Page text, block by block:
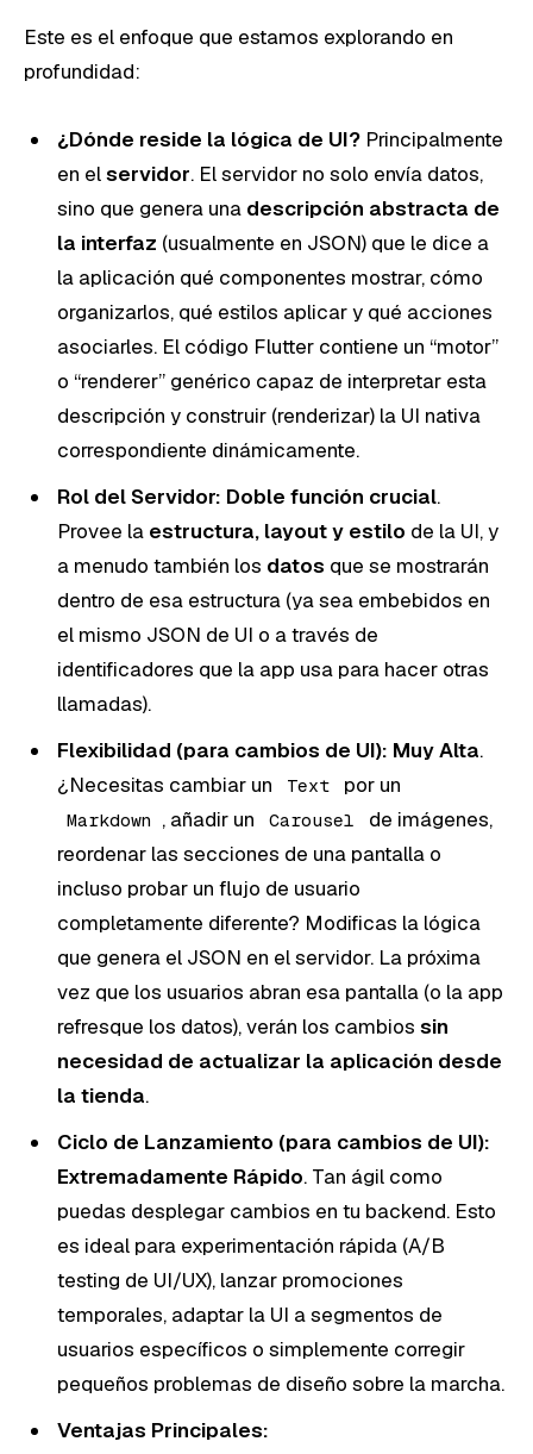
Este es el enfoque que estamos explorando en
profundidad:
¿Dónde reside la lógica de UI? Principalmente
en elservidor. El servidor no solo envía datos,
sino que genera una descripción abstracta de
la interfaz (usualmente en JSON) que le dice a
la aplicación qué componentes mostrar, cómo
organizarlos, qué estilos aplicar y qué acciones
asociarles. El código Flutter contiene un “motor”
o “renderer” genérico capaz de interpretar esta
descripción y construir (renderizar) la UI nativa
correspondiente dinámicamente.
Rol del Servidor: Doble función crucial.
Provee la estructura, layout y estilo de la UI, y
a menudo también los datos que se mostrarán
dentro de esa estructura (ya sea embebidos en
el mismo JSON de UI o a través de
identificadores que la app usa para hacer otras
llamadas).
Flexibilidad (para cambios de UI): Muy Alta.
¿Necesitas cambiar un
Text por un
Markdown , añadir un Carousel
de imágenes,
reordenar las secciones de una pantalla o
incluso probar un flujo de usuario
completamente diferente? Modificas la lógica
que genera el JSON en el servidor. La próxima
vez que los usuarios abran esa pantalla (o la app
refresque los datos), verán los cambios sin
necesidad de actualizar la aplicación desde
la tienda.
Ciclo de Lanzamiento (para cambios de UI):
Extremadamente Rápido. Tan ágil como
puedas desplegar cambios en tu backend. Esto
es ideal para experimentación rápida (A/B
testing de UI/UX), lanzar promociones
temporales, adaptar la UI a segmentos de
usuarios específicos o simplemente corregir
pequeños problemas de diseño sobre la marcha.
Ventajas Principales: